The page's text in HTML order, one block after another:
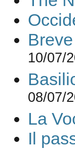
10/07/
08/07/
La
Il